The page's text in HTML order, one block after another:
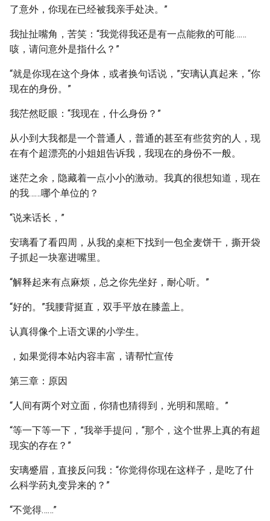
了意外，你现在已经被我亲手处决。”
我扯扯嘴角，苦笑：“我觉得我还是有一点能救的可能……
咳，请问意外是指什么？”
“就是你现在这个身体，或者换句话说，”安璃认真起来，“你
现在的身份。”
我茫然眨眼：“我现在，什么身份？”
从小到大我都是一个普通人，普通的甚至有些贫穷的人，现
在有个超漂亮的小姐姐告诉我，我现在的身份不一般。
迷茫之余，隐藏着一点小小的激动。我真的很想知道，现在
的我……哪个单位的？
“说来话长，”
安璃看了看四周，从我的桌柜下找到一包全麦饼干，撕开袋
子抓起一块塞进嘴里。
“解释起来有点麻烦，总之你先坐好，耐心听。”
“好的。”我腰背挺直，双手平放在膝盖上。
认真得像个上语文课的小学生。
，如果觉得本站内容丰富，请帮忙宣传
第三章：原因
“人间有两个对立面，你猜也猜得到，光明和黑暗。”
“等一下等一下，”我举手提问，“那个，这个世界上真的有超
现实的存在？”
安璃蹙眉，直接反问我：“你觉得你现在这样子，是吃了什
么科学药丸变异来的？”
“不觉得……”